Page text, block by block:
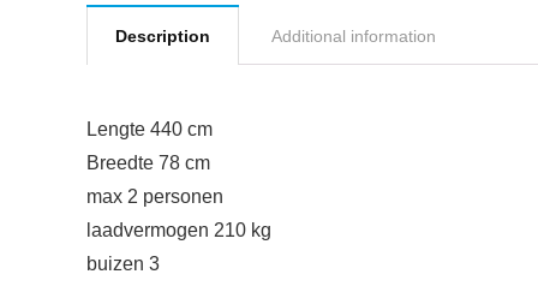
Description Additional information
Lengte 440 cm
Breedte 78 cm
max 2 personen
laadvermogen 210 kg
buizen 3